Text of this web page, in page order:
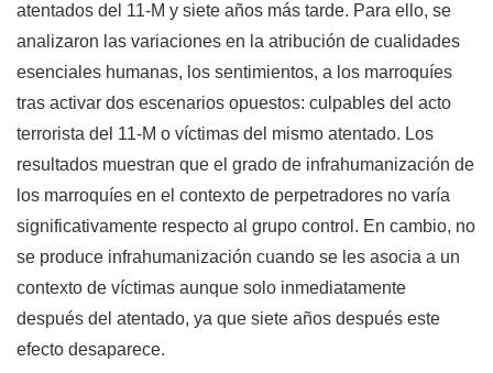
atentados del 11-M y siete años más tarde. Para ello, se
analizaron las variaciones en la atribución de cualidades
esenciales humanas, los sentimientos, a los marroquíes
tras activar dos escenarios opuestos: culpables del acto
terrorista del 11-M o víctimas del mismo atentado. Los
resultados muestran que el grado de infrahumanización de
los marroquíes en el contexto de perpetradores no varía
significativamente respecto al grupo control. En cambio, no
se produce infrahumanización cuando se les asocia a un
contexto de víctimas aunque solo inmediatamente
después del atentado, ya que siete años después este
efecto desaparece.